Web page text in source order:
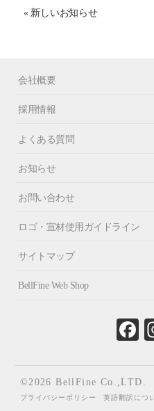
« 新しいお知らせ
会社概要
採用情報
よくある質問
お知らせ
お問い合わせ
ロゴ・宣材使用ガイドライン
サイトマップ
BellFine Web Shop
ok
©2026 BellFine Co.,LTD.
プライバシーポリシー 英語翻訳につ